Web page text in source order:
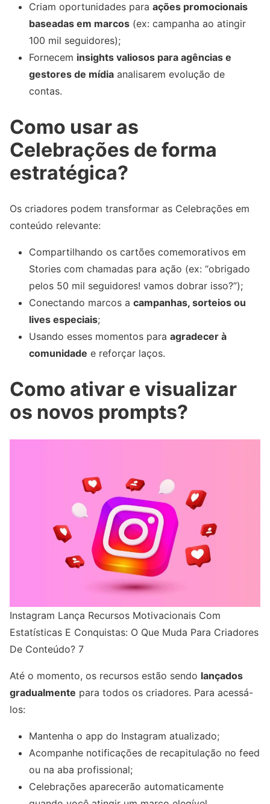
Criam oportunidades para ações promocionais
baseadas em marcos (ex: campanha ao atingir
100 mil seguidores);
Fornecem insights valiosos para agências e
gestores de mídia analisarem evolução de
contas.
Como usar as
Celebrações de forma
estratégica?
Os criadores podem transformar as Celebrações em
conteúdo relevante:
Compartilhando os cartões comemorativos em
Stories com chamadas para ação (ex: “obrigado
pelos 50 mil seguidores! vamos dobrar isso?”);
Conectando marcos a campanhas, sorteios ou
lives especiais;
Usando esses momentos para agradecer à
comunidade e reforçar laços.
Como ativar e visualizar
os novos prompts?
Instagram Lança Recursos Motivacionais Com
Estatísticas E Conquistas: O Que Muda Para Criadores
De Conteúdo? 7
Até o momento, os recursos estão sendo lançados
gradualmente para todos os criadores. Para acessá-
los:
Mantenha o app do Instagram atualizado;
Acompanhe notificações de recapitulação no feed
ou na aba profissional;
Celebrações aparecerão automaticamente